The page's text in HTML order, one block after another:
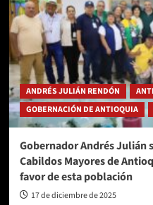
ANDRÉS JULIÁN RENDÓN
GOBERNACIÓN DE ANTIOQUIA
Gobernador Andrés Julián
Cabildos Mayores de
favor de esta población
17 de diciembre de 2025